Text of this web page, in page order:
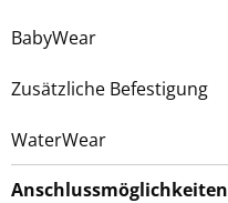
BabyWear
Zusätzliche Befestigung
WaterWear
Anschlussmöglichkeiten